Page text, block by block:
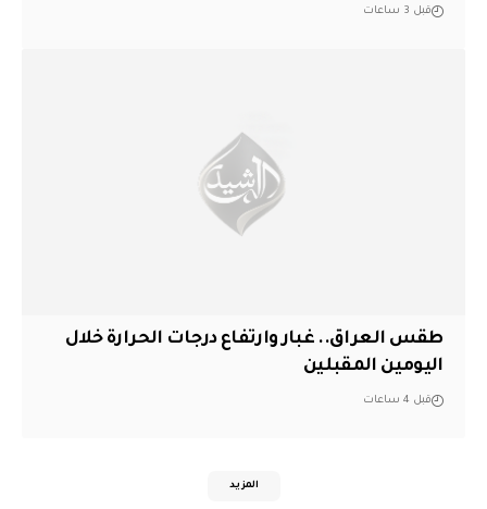
قبل 3 ساعات
طقس العراق.. غبار وارتفاع درجات الحرارة خلال
اليومين المقبلين
قبل 4 ساعات
المزيد